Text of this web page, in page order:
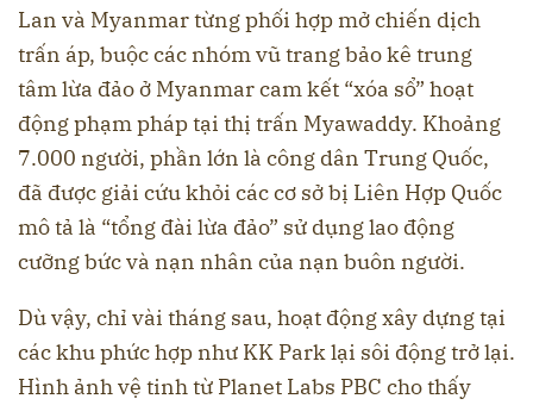
Lan và Myanmar từng phối hợp mở chiến dịch
trấn áp, buộc các nhóm vũ trang bảo kê trung
tâm lừa đảo ở Myanmar cam kết “xóa sổ” hoạt
động phạm pháp tại thị trấn Myawaddy. Khoảng
7.000 người, phần lớn là công dân Trung Quốc,
đã được giải cứu khỏi các cơ sở bị Liên Hợp Quốc
mô tả là “tổng đài lừa đảo” sử dụng lao động
cưỡng bức và nạn nhân của nạn buôn người.
Dù vậy, chỉ vài tháng sau, hoạt động xây dựng tại
các khu phức hợp như KK Park lại sôi động trở lại.
Hình ảnh vệ tinh từ Planet Labs PBC cho thấy